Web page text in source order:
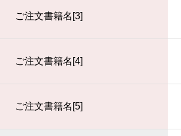
ご注文書籍名[3]
ご注文書籍名[4]
ご注文書籍名[5]